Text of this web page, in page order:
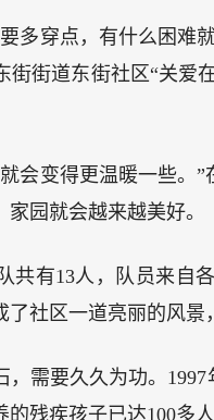
多穿点，有什么困难
街街道东街社区“关
会变得更温暖一些。
园就会越来越美好。
共有13人，队员来自
了社区一道亮丽的风
，需要久久为功。
残疾孩子已达100多